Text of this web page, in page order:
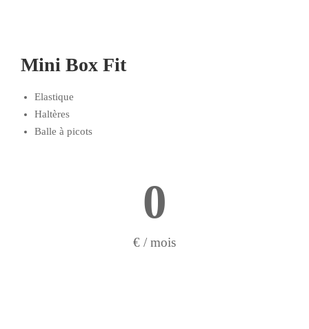
Mini Box Fit
Elastique
Haltères
Balle à picots
€ / mois
0